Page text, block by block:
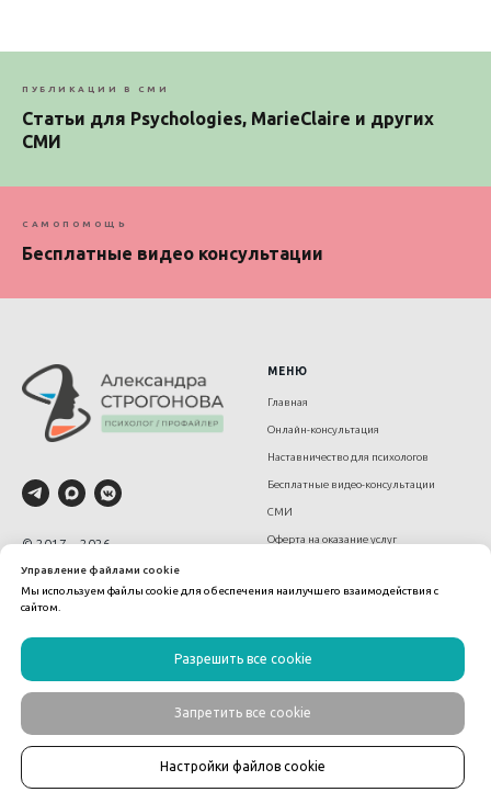
ПУБЛИКАЦИИ В СМИ
Статьи для Psychologies, MarieClaire и других
СМИ
САМОПОМОЩЬ
Бесплатные видео консультации
© 2017—2026
Дипломированный психолог,
сертифицированный
профайлер
strogonova.sasha@gmail.com
МЕНЮ
Главная
Онлайн-консультация
Наставничество для психологов
Бесплатные видео-консультации
СМИ
Оферта на оказание услуг
Политика использования cookies
Управление файлами cookie
Мы используем файлы cookie для обеспечения наилучшего взаимодействия с
сайтом.
Разрешить все cookie
Запретить все cookie
Настройки файлов cookie